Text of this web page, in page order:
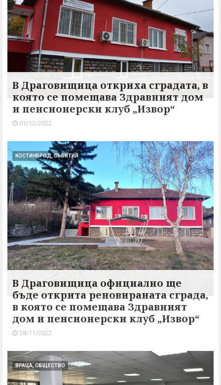
В Драговищица откриха сградата, в
която се помещава Здравният дом
и пенсионерски клуб „Извор“
01/12/2022
КОСТИНБРОД, СЪБИТИЯ
В Драговищица официално ще
бъде открита реновираната сграда,
в която се помещава Здравният
дом и пенсионерски клуб „Извор“
28/11/2022
ВРАЦА, ОБЩЕСТВО